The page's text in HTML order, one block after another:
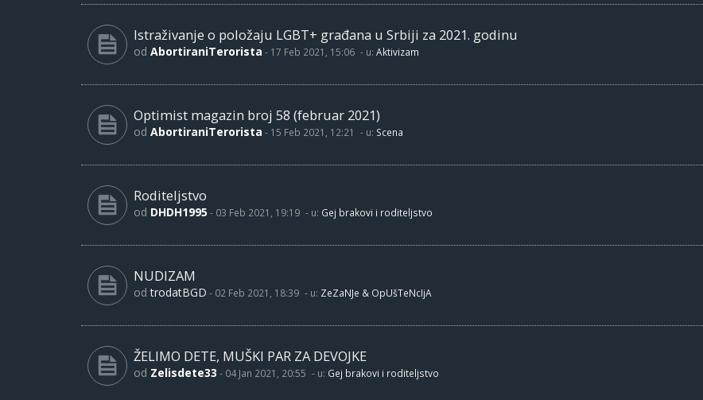
Istraživanje o položaju LGBT+ građana u Srbiji za 2021. godinu
od AbortiraniTerorista - 17 Feb 2021, 15:06 - u: Aktivizam
Optimist magazin broj 58 (februar 2021)
od AbortiraniTerorista - 15 Feb 2021, 12:21 - u: Scena
Roditeljstvo
od DHDH1995 - 03 Feb 2021, 19:19 - u: Gej brakovi i roditeljstvo
NUDIZAM
odtrodatBGD - 02 Feb 2021, 18:39 - u: ZeZaNJe & OpUšTeNcIjA
ŽELIMO DETE, MUŠKI PAR ZA DEVOJKE
od Zelisdete33 - 04 Jan 2021, 20:55 - u: Gej brakovi i roditeljstvo